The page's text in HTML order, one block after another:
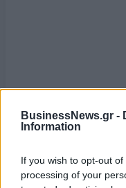
BusinessNews.gr -
Information
If you wish to opt-out
processing of your